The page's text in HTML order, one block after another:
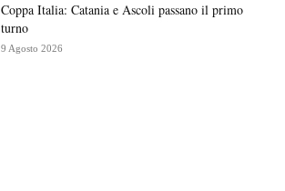
Coppa Italia: Catania e Ascoli passano il primo
turno
9 Agosto 2026